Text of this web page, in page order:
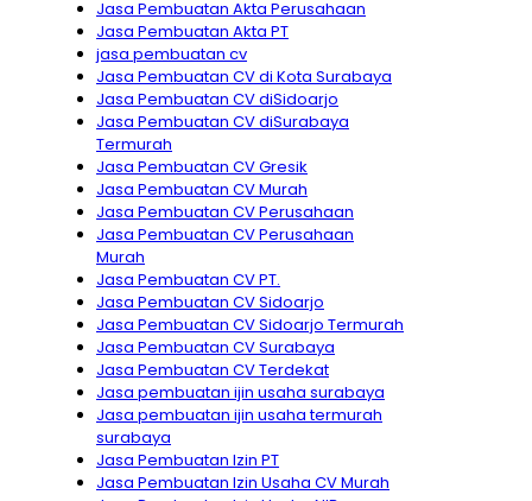
Jasa Pembuatan Akta Perusahaan
Jasa Pembuatan Akta PT
jasa pembuatan cv
Jasa Pembuatan CV di Kota Surabaya
Jasa Pembuatan CV diSidoarjo
Jasa Pembuatan CV diSurabaya
Termurah
Jasa Pembuatan CV Gresik
Jasa Pembuatan CV Murah
Jasa Pembuatan CV Perusahaan
Jasa Pembuatan CV Perusahaan
Murah
Jasa Pembuatan CV PT.
Jasa Pembuatan CV Sidoarjo
Jasa Pembuatan CV Sidoarjo Termurah
Jasa Pembuatan CV Surabaya
Jasa Pembuatan CV Terdekat
Jasa pembuatan ijin usaha surabaya
Jasa pembuatan ijin usaha termurah
surabaya
Jasa Pembuatan Izin PT
Jasa Pembuatan Izin Usaha CV Murah